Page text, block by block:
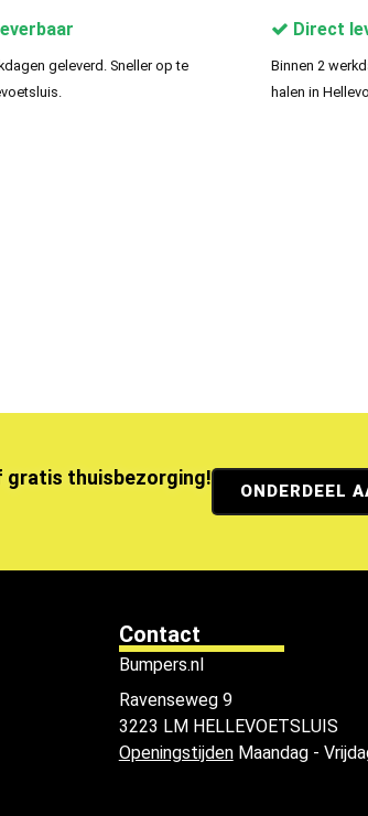
geleverd. Sneller op te
Direct
Binnen 2
halen in
gratis thuisbezorging!
ONDERDEEL
Contact
Bumpers.nl
Ravenseweg 9
3223 LM HELLEVOETSLUIS
OpeningstijdenMaandag -